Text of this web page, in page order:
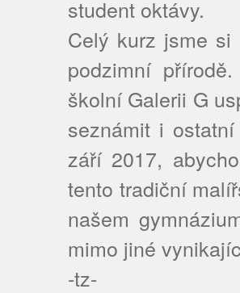
student oktávy.
Celý kurz jsme
podzimní
školní Galerii G
seznámit i
září 2017,
tento tradiční
našem
mimo jiné
-tz-